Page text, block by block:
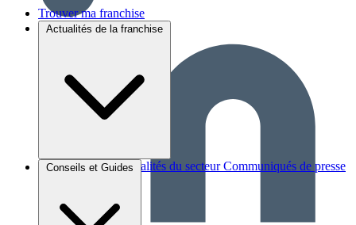
Trouver ma franchise
Actualités de la franchise
Brèves et actus Actualités du secteur Communiqués de presse
Conseils et Guides